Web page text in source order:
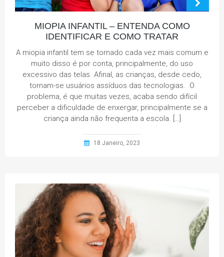
MIOPIA INFANTIL – ENTENDA COMO
IDENTIFICAR E COMO TRATAR
A miopia infantil tem se tornado cada vez mais comum e
muito disso é por conta, principalmente, do uso
excessivo das telas. Afinal, as crianças, desde cedo,
tornam-se usuários assíduos das tecnologias. O
problema, é que muitas vezes, acaba sendo difícil
perceber a dificuldade de enxergar, principalmente se a
criança ainda não frequenta a escola. […]
18 Janeiro, 2023